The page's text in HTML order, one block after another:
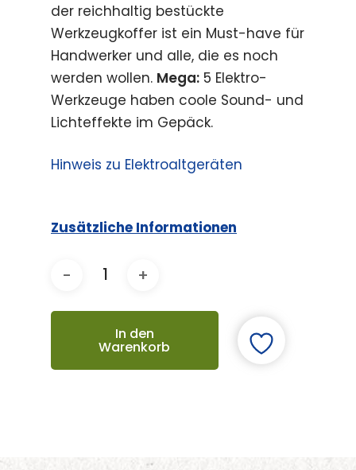
der reichhaltig bestückte
Werkzeugkoffer ist ein Must-have für
Handwerker und alle, die es noch
werden wollen. Mega: 5 Elektro-
Werkzeuge haben coole Sound- und
Lichteffekte im Gepäck.
Hinweis zu Elektroaltgeräten
Zusätzliche Informationen
In den
Warenkorb